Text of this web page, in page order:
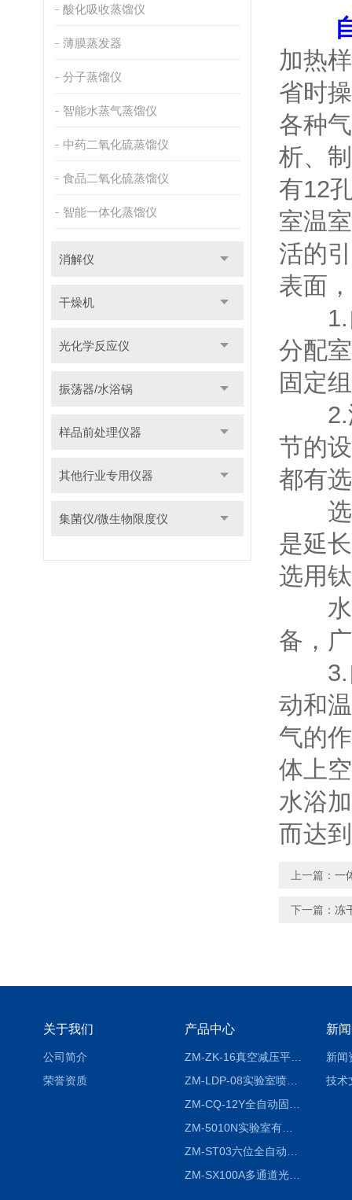
酸化吸收蒸馏仪
薄膜蒸发器
分子蒸馏仪
智能水蒸气蒸馏仪
中药二氧化硫蒸馏仪
食品二氧化硫蒸馏仪
智能一体化蒸馏仪
消解仪
干燥机
光化学反应仪
振荡器/水浴锅
样品前处理仪器
其他行业专用仪器
集菌仪/微生物限度仪
加热
省时
各种
析、
有12
室温
活的
表面
1.自
分配
固定
2.浓
节的
都有
选择
是延
选用
水浴
备，
3.自
动和
气的
体上
水浴
而达
上一篇： 一
下一篇： 冻
关于我们
公司简介
荣誉资质
产品中心
ZM-ZK-16真空减压平行浓缩仪
ZM-LDP-08实验室喷雾冷冻干燥机
ZM-5010N实验室有机溶剂喷雾干燥机
ZM-SX100A多通道光催化反应仪
新
新闻
技术